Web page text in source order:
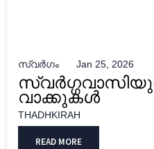
സ്വർഗം Jan 25, 2026
വാക്കുകൾ
THADHKIRAH
READ MORE